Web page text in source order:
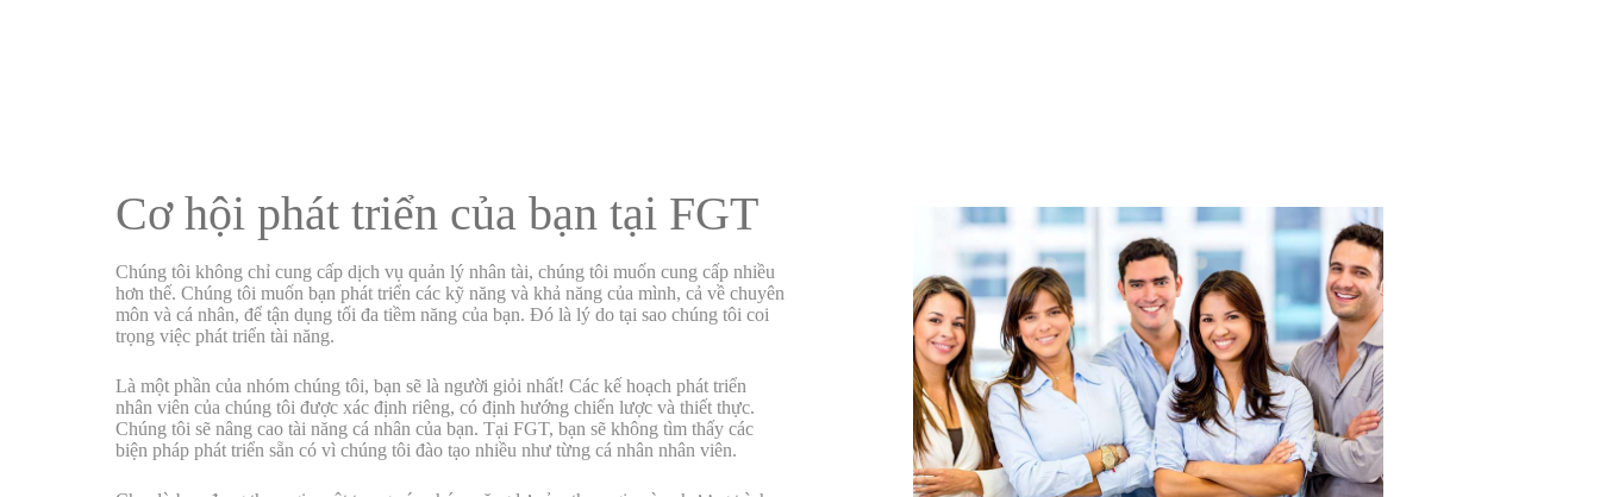
Cơ hội phát triển của bạn tại FGT
Chúng tôi không chỉ cung cấp dịch vụ quản lý nhân tài, chúng tôi muốn cung cấp nhiều
hơn thế. Chúng tôi muốn bạn phát triển các kỹ năng và khả năng của mình, cả về chuyên
môn và cá nhân, để tận dụng tối đa tiềm năng của bạn. Đó là lý do tại sao chúng tôi coi
trọng việc phát triển tài năng.
Là một phần của nhóm chúng tôi, bạn sẽ là người giỏi nhất! Các kế hoạch phát triển
nhân viên của chúng tôi được xác định riêng, có định hướng chiến lược và thiết thực.
Chúng tôi sẽ nâng cao tài năng cá nhân của bạn. Tại FGT, bạn sẽ không tìm thấy các
biện pháp phát triển sẵn có vì chúng tôi đào tạo nhiều như từng cá nhân nhân viên.